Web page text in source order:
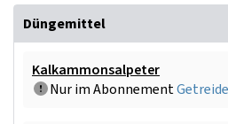
Düngemittel
Kalkammonsalpeter
Nur im Abonnement